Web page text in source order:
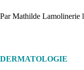
Par Mathilde Lamolinerie
DERMATOLOGIE